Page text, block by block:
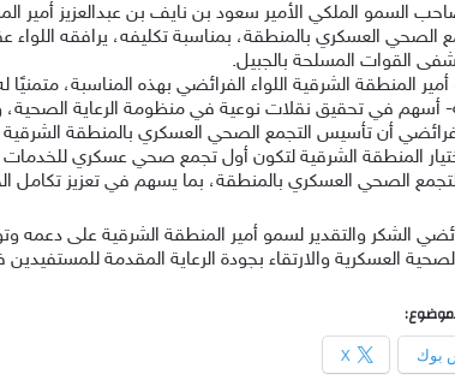
السمو الملكي الأمير سعود بن نايف بن عبدالعزيز أمير
الصحي العسكري بالمنطقة، بمناسبة تكليفه، يرافقه
القوات المسلحة بالجبيل.
المنطقة الشرقية اللواء الفرائضي بهذه المناسبة،
أسهم في تحقيق نقلات نوعية في منظومة الرعاية الصحية،
المنطقة الشرقية لتكون أول تجمع صحي عسكري للخدمات
الصحي العسكري بالمنطقة، بما يسهم في تعزيز تكامل
الشكر والتقدير لسمو أمير المنطقة الشرقية على دعمه
العسكرية والارتقاء بجودة الرعاية المقدمة
بوك X